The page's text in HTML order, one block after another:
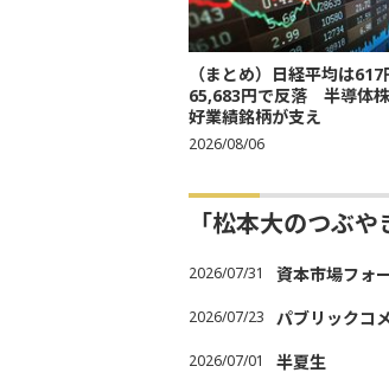
（まとめ）日経平均は617
65,683円で反落 半導体
好業績銘柄が支え
2026/08/06
「松本大のつぶ
2026/07/31 資本市場フォ
2026/07/23 パブリックコ
2026/07/01 半夏生